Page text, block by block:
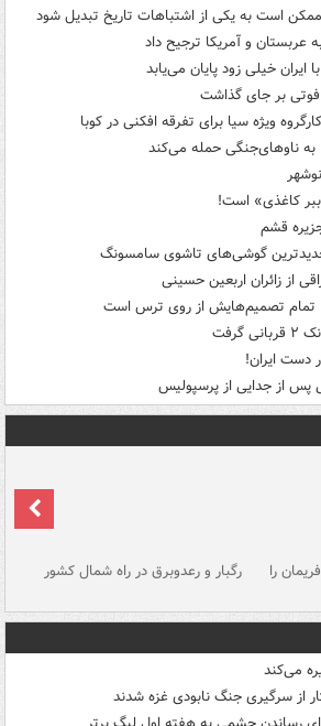
است به یکی از اشتباهات تاریخ تبدیل شود
عربستان و آمریکا ترجیح داد
خیلی زود پایان می‌یابد
ویژه سیا برای تفرقه افکنی در کوبا
کاغذی» است!
قشم
گوشی‌های تاشوی سامسونگ
از زائران اربعین حسینی
تمام تصمیم‌هایش از روی ترس است
دست ایران!
پس از جدایی از پرسپولیس
را رگبار و رعدوبرق در راه شمال کشور
می‌کند
از سرگیری جنگ نابودی غزه شدند